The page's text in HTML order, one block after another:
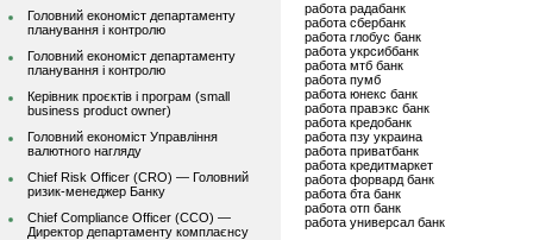
Головний економіст департаменту
планування і контролю
Головний економіст департаменту
планування і контролю
Керівник проєктів і програм (small
business product owner)
Головний економіст Управління
валютного нагляду
Chief Risk Officer (CRO) — Головний
ризик-менеджер Банку
Chief Compliance Officer (CCO) —
Директор департаменту комплаєнсу
работа радабанк
работа сбербанк
работа глобус банк
работа укрсиббанк
работа мтб банк
работа пумб
работа юнекс банк
работа правэкс банк
работа кредобанк
работа пзу украина
работа приватбанк
работа кредитмаркет
работа форвард банк
работа бта банк
работа отп банк
работа универсал банк